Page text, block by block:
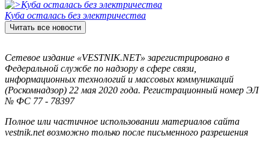
Куба осталась без электричества
Читать все новости
Сетевое издание «VESTNIK.NET» зарегистрировано в
Федеральной службе по надзору в сфере связи,
информационных технологий и массовых коммуникаций
(Роскомнадзор) 22 мая 2020 года. Регистрационный номер ЭЛ
№ ФС 77 - 78397
Полное или частичное использовании материалов сайта
vestnik.net возможно только после письменного разрешения